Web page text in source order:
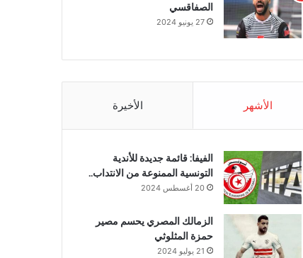
الصفاقسي
27 يونيو 2024
الأشهر الأخيرة
الفيفا: قائمة جديدة للأندية
التونسية الممنوعة من الانتداب..
20 أغسطس 2024
الزمالك المصري يحسم مصير
حمزة المثلوثي
21 يوليو 2024